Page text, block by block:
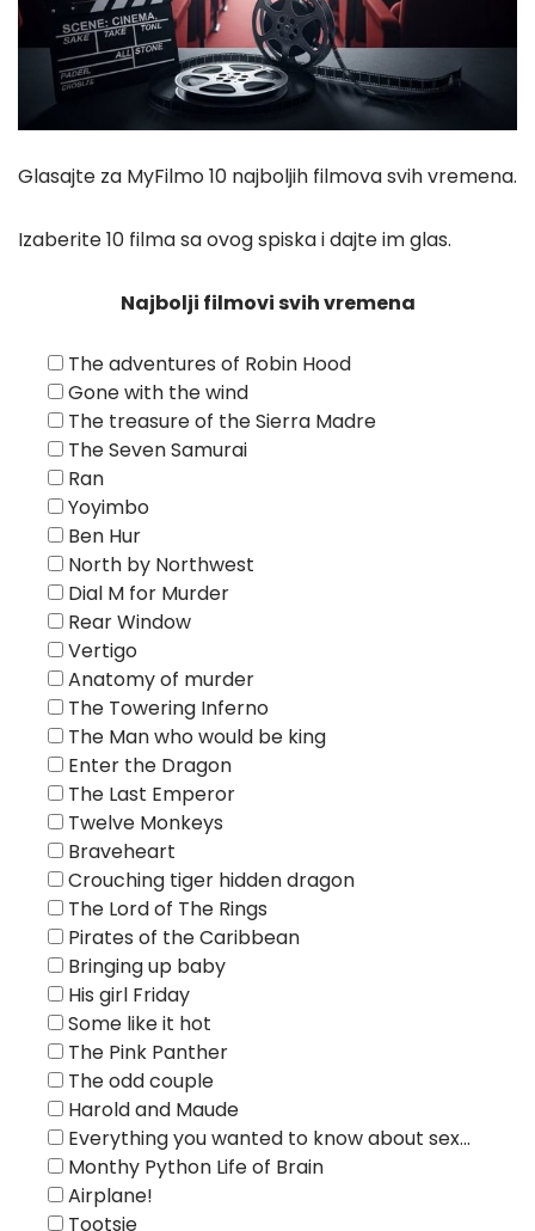
Glasajte za MyFilmo 10 najboljih filmova svih vremena.
Izaberite 10 filma sa ovog spiska i dajte im glas.
Najbolji filmovi svih vremena
The adventures of Robin Hood
Gone with the wind
The treasure of the Sierra Madre
The Seven Samurai
Ran
Yoyimbo
Ben Hur
North by Northwest
Dial M for Murder
Rear Window
Vertigo
Anatomy of murder
The Towering Inferno
The Man who would be king
Enter the Dragon
The Last Emperor
Twelve Monkeys
Braveheart
Crouching tiger hidden dragon
The Lord of The Rings
Pirates of the Caribbean
Bringing up baby
His girl Friday
Some like it hot
The Pink Panther
The odd couple
Harold and Maude
Everything you wanted to know about sex…
Monthy Python Life of Brain
Airplane!
Tootsie